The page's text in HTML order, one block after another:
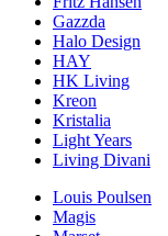
Gazzda
Halo Design
HAY
HK Living
Kreon
Kristalia
Light Years
Living Divani
Louis Poulsen
Magis